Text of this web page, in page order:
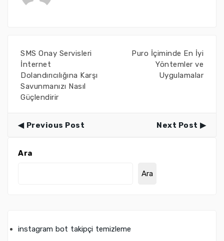
SMS Onay Servisleri
İnternet
Dolandırıcılığına Karşı
Savunmanızı Nasıl
Güçlendirir
Puro İçiminde En İyi
Yöntemler ve
Uygulamalar
Previous Post Next Post
Ara
Ara
instagram bot takipçi temizleme